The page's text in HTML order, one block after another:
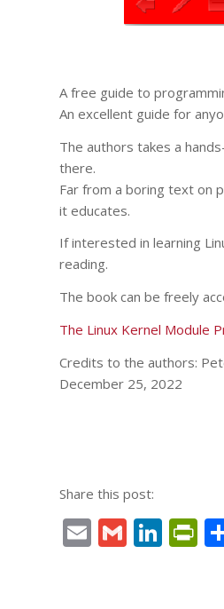
A free guide to
An excellent guide for
The authors takes a
there.
Far from a boring text on
it educates.
If interested in learning
reading.
The book can be freely
The Linux Kernel Module
Credits to the authors:
December 25, 2022
Share this post:
EmailGmail